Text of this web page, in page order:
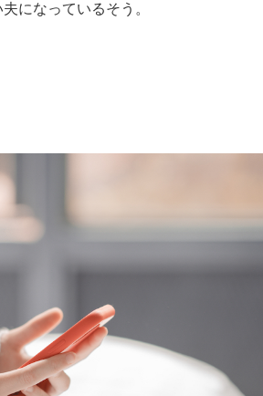
になっているそう。